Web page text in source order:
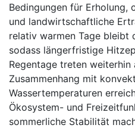
Bedingungen für Erholung,
und landwirtschaftliche
relativ warmen Tage bleibt
sodass längerfristige
Regentage treten weiterhin
Zusammenhang mit
Wassertemperaturen
Ökosystem- und
sommerliche Stabilität